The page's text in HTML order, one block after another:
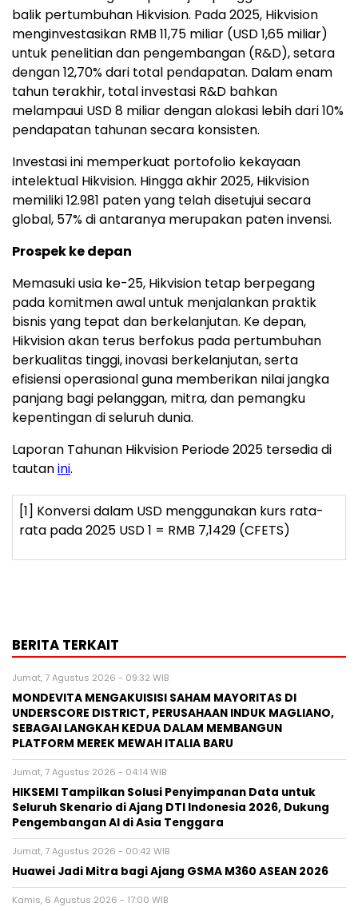
balik pertumbuhan Hikvision. Pada 2025, Hikvision
menginvestasikan RMB 11,75 miliar (USD 1,65 miliar)
untuk penelitian dan pengembangan (R&D), setara
dengan 12,70% dari total pendapatan. Dalam enam
tahun terakhir, total investasi R&D bahkan
melampaui USD 8 miliar dengan alokasi lebih dari 10%
pendapatan tahunan secara konsisten.
Investasi ini memperkuat portofolio kekayaan
intelektual Hikvision. Hingga akhir 2025, Hikvision
memiliki 12.981 paten yang telah disetujui secara
global, 57% di antaranya merupakan paten invensi.
Prospek ke depan
Memasuki usia ke-25, Hikvision tetap berpegang
pada komitmen awal untuk menjalankan praktik
bisnis yang tepat dan berkelanjutan. Ke depan,
Hikvision akan terus berfokus pada pertumbuhan
berkualitas tinggi, inovasi berkelanjutan, serta
efisiensi operasional guna memberikan nilai jangka
panjang bagi pelanggan, mitra, dan pemangku
kepentingan di seluruh dunia.
Laporan Tahunan Hikvision Periode 2025 tersedia di
tautanini.
[1] Konversi dalam USD menggunakan kurs rata-
rata pada 2025 USD 1 = RMB 7,1429 (CFETS)
BERITA TERKAIT
Jumat, 7 Agustus 2026 - 09:32 WIB
MONDEVITA MENGAKUISISI SAHAM MAYORITAS DI
UNDERSCORE DISTRICT, PERUSAHAAN INDUK MAGLIANO,
SEBAGAI LANGKAH KEDUA DALAM MEMBANGUN
PLATFORM MEREK MEWAH ITALIA BARU
Jumat, 7 Agustus 2026 - 04:14 WIB
HIKSEMI Tampilkan Solusi Penyimpanan Data untuk
Seluruh Skenario di Ajang DTI Indonesia 2026, Dukung
Pengembangan AI di Asia Tenggara
Jumat, 7 Agustus 2026 - 00:42 WIB
Huawei Jadi Mitra bagi Ajang GSMA M360 ASEAN 2026
Kamis, 6 Agustus 2026 - 17:00 WIB